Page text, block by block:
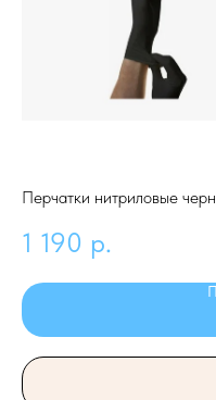
Перчатки нитриловые
1 190 р.